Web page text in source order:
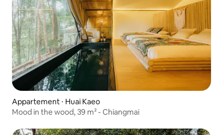
Appartement ⋅ Huai Kaeo
Mood in the wood, 39 m² - Chiangmai